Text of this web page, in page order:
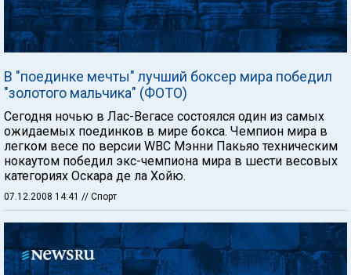
В "поединке мечты" лучший боксер мира победил
"золотого мальчика" (ФОТО)
Сегодня ночью в Лас-Вегасе состоялся один из самых
ожидаемых поединков в мире бокса. Чемпион мира в
легком весе по версии WBC Мэнни Пакьяо техническим
нокаутом победил экс-чемпиона мира в шести весовых
категориях Оскара де ла Хойю.
07.12.2008 14:41 // Спорт